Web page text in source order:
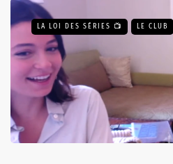
LA LOI DES SÉRIES 📺 LE CLUB